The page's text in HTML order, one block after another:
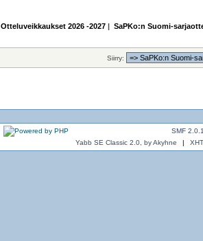
Otteluveikkaukset 2026 -2027 | SaPKo:n Suomi-
Siirry:
SMF
Yabb SE Classic 2.0, by Akyhne
|